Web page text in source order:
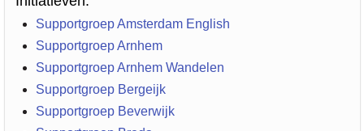
Supportgroep Amsterdam English
Supportgroep Arnhem
Supportgroep Arnhem Wandelen
Supportgroep Bergeijk
Supportgroep Beverwijk